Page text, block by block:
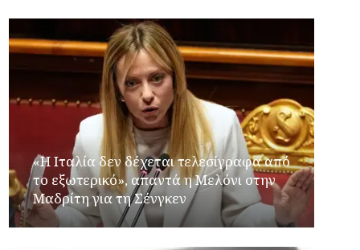
«Η Ιταλία δεν δέχεται τελεσίγραφα από
το εξωτερικό», απαντά η Μελόνι στην
Μαδρίτη για τη Σένγκεν